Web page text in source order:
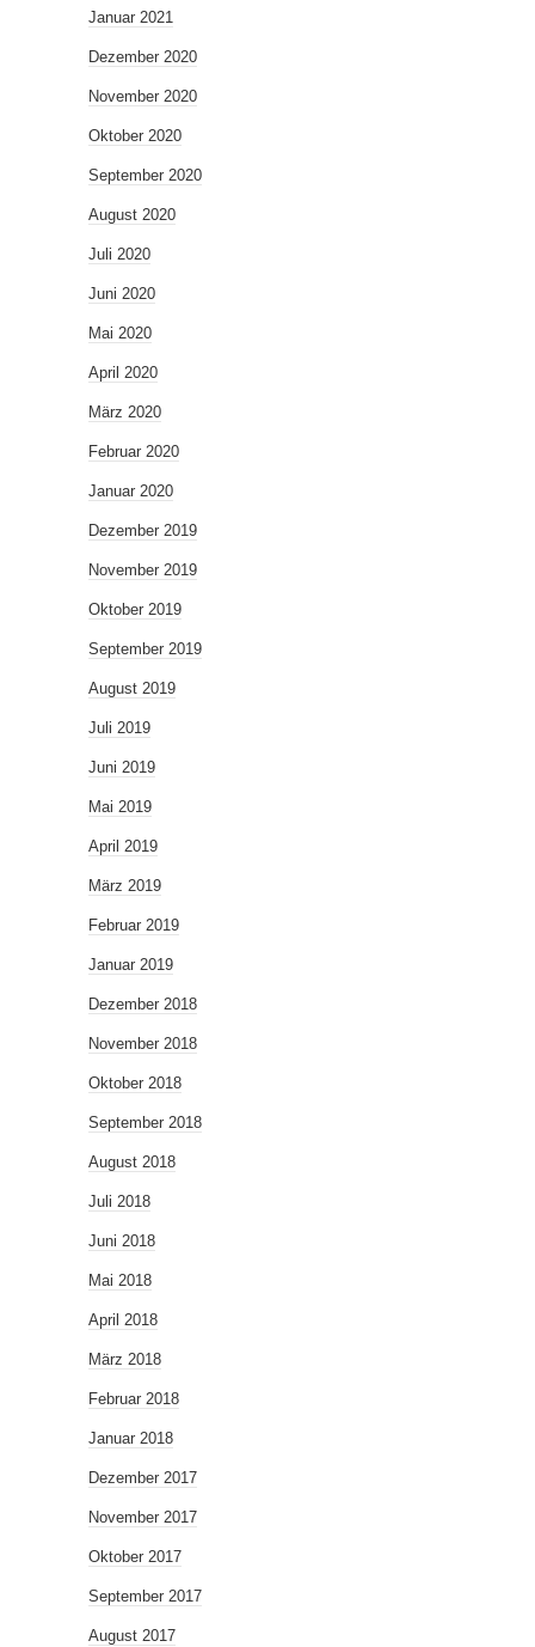
Januar 2021
Dezember 2020
November 2020
Oktober 2020
September 2020
August 2020
Juli 2020
Juni 2020
Mai 2020
April 2020
März 2020
Februar 2020
Januar 2020
Dezember 2019
November 2019
Oktober 2019
September 2019
August 2019
Juli 2019
Juni 2019
Mai 2019
April 2019
März 2019
Februar 2019
Januar 2019
Dezember 2018
November 2018
Oktober 2018
September 2018
August 2018
Juli 2018
Juni 2018
Mai 2018
April 2018
März 2018
Februar 2018
Januar 2018
Dezember 2017
November 2017
Oktober 2017
September 2017
August 2017